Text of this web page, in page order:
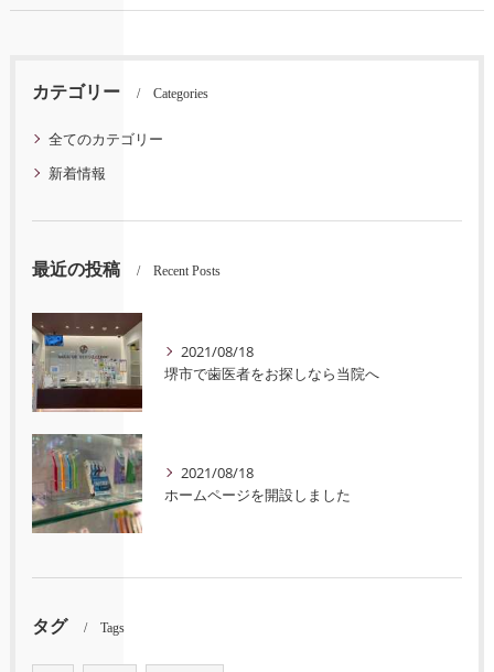
カテゴリー Categories
全てのカテゴリー
新着情報
最近の投稿 Recent Posts
2021/08/18
堺市で歯医者をお探しなら当院へ
2021/08/18
ホームページを開設しました
タグ Tags